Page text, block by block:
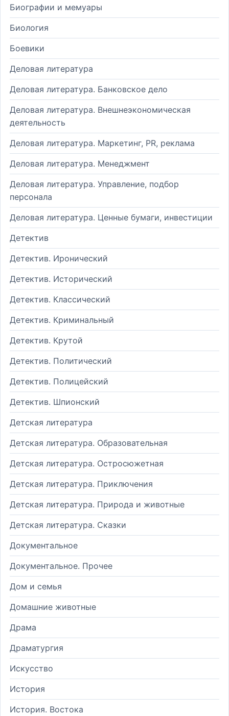
Биографии и мемуары
Биология
Боевики
Деловая литература
Деловая литература. Банковское дело
Деловая литература. Внешнеэкономическая
деятельность
Деловая литература. Маркетинг, PR, реклама
Деловая литература. Менеджмент
Деловая литература. Управление, подбор
персонала
Деловая литература. Ценные бумаги, инвестиции
Детектив
Детектив. Иронический
Детектив. Исторический
Детектив. Классический
Детектив. Криминальный
Детектив. Крутой
Детектив. Политический
Детектив. Полицейский
Детектив. Шпионский
Детская литература
Детская литература. Образовательная
Детская литература. Остросюжетная
Детская литература. Приключения
Детская литература. Природа и животные
Детская литература. Сказки
Документальное
Документальное. Прочее
Дом и семья
Домашние животные
Драма
Драматургия
Искусство
История
История. Востока